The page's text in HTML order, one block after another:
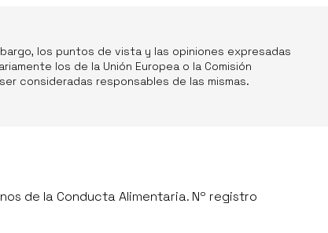
los puntos de vista y las opiniones expresadas
los de la Unión Europea o la Comisión
consideradas responsables de las mismas.
de la Conducta Alimentaria. Nº registro